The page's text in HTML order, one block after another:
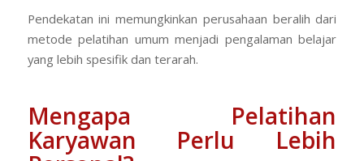
Pendekatan ini memungkinkan perusahaan beralih dari
metode pelatihan umum menjadi pengalaman belajar
yang lebih spesifik dan terarah.
Mengapa Pelatihan
Karyawan Perlu Lebih